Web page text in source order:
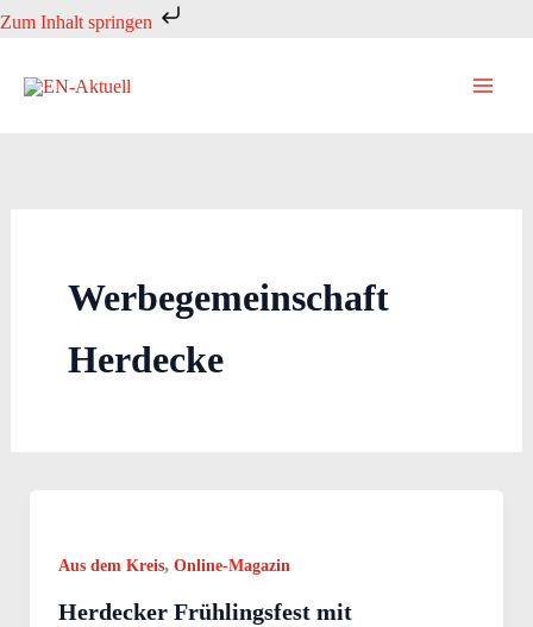
Zum Inhalt springen
Zum
springen
Werbegemeinschaft
Herdecke
Aus dem Kreis, Online-Magazin
Herdecker Frühlingsfest mit